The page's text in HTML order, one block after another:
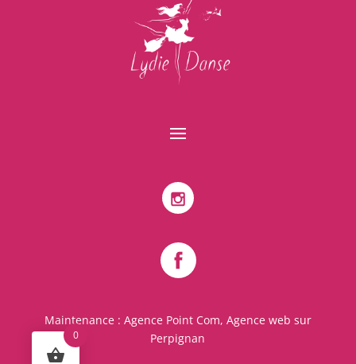
Maintenance : Agence Point Com, Agence web sur
Perpignan
0